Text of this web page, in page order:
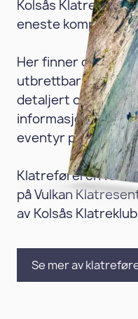
Kolsås Klatreklubb
eneste komplette
Her finner du
utbrettbar
detaljert oversikt
informasjonen du
eventyr på
Klatreføreren for
på Vulkan
av Kolsås
Se mer av